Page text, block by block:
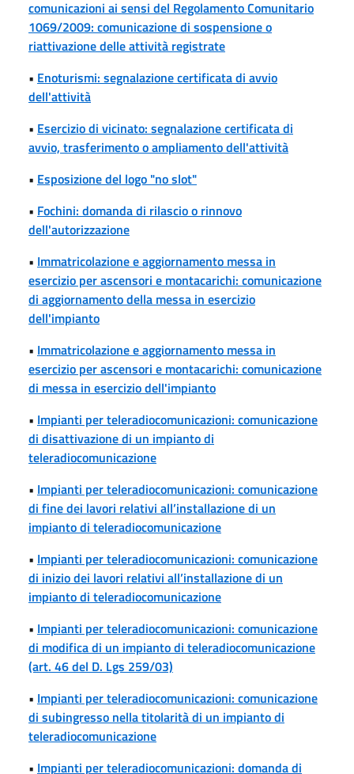
comunicazioni ai sensi del Regolamento Comunitario
1069/2009: comunicazione di sospensione o
riattivazione delle attività registrate
• Enoturismi: segnalazione certificata di avvio
dell'attività
• Esercizio di vicinato: segnalazione certificata di
avvio, trasferimento o ampliamento dell'attività
• Esposizione del logo "no slot"
• Fochini: domanda di rilascio o rinnovo
dell'autorizzazione
• Immatricolazione e aggiornamento messa in
esercizio per ascensori e montacarichi: comunicazione
di aggiornamento della messa in esercizio
dell'impianto
• Immatricolazione e aggiornamento messa in
esercizio per ascensori e montacarichi: comunicazione
di messa in esercizio dell'impianto
• Impianti per teleradiocomunicazioni: comunicazione
di disattivazione di un impianto di
teleradiocomunicazione
• Impianti per teleradiocomunicazioni: comunicazione
di fine dei lavori relativi all’installazione di un
impianto di teleradiocomunicazione
• Impianti per teleradiocomunicazioni: comunicazione
di inizio dei lavori relativi all’installazione di un
impianto di teleradiocomunicazione
• Impianti per teleradiocomunicazioni: comunicazione
di modifica di un impianto di teleradiocomunicazione
(art. 46 del D. Lgs 259/03)
• Impianti per teleradiocomunicazioni: comunicazione
di subingresso nella titolarità di un impianto di
teleradiocomunicazione
• Impianti per teleradiocomunicazioni: domanda di